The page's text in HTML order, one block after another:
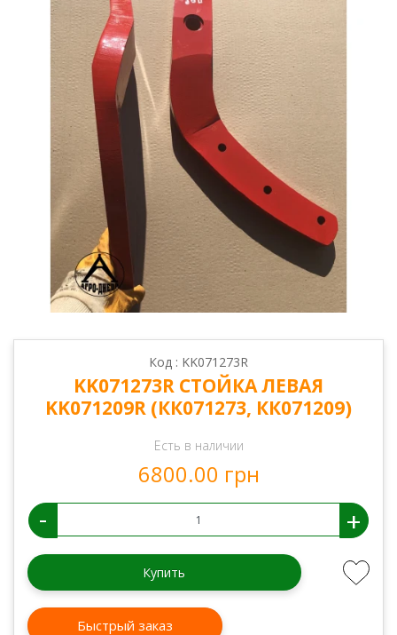
Код : KK071273R
KK071273R СТОЙКА ЛЕВАЯ
KK071209R (КК071273, КК071209)
Есть в наличии
6800.00 грн
- +
Купить
Быстрый заказ